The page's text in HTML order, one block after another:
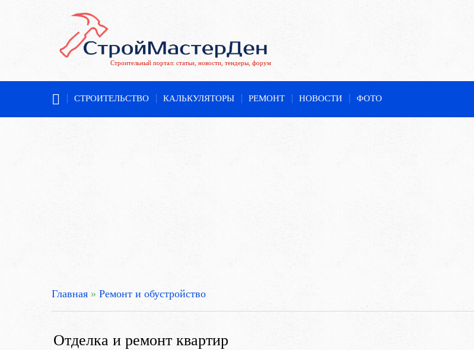
Строительный портал: статьи, новости, тендеры, форум
СТРОИТЕЛЬСТВО КАЛЬКУЛЯТОРЫ РЕМОНТ НОВОСТИ ФОТО
Главная » Ремонт и обустройство
Отделка и ремонт квартир